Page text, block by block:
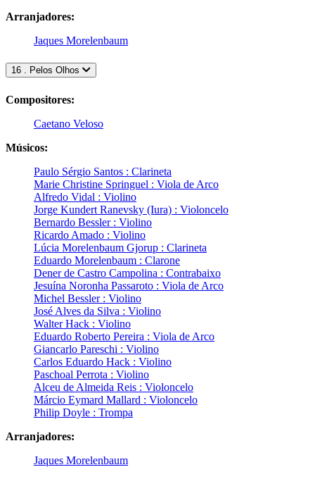
Arranjadores:
Jaques Morelenbaum
16 . Pelos Olhos
Compositores:
Caetano Veloso
Músicos:
Paulo Sérgio Santos : Clarineta
Marie Christine Springuel : Viola de Arco
Alfredo Vidal : Violino
Jorge Kundert Ranevsky (Iura) : Violoncelo
Bernardo Bessler : Violino
Ricardo Amado : Violino
Lúcia Morelenbaum Gjorup : Clarineta
Eduardo Morelenbaum : Clarone
Dener de Castro Campolina : Contrabaixo
Jesuína Noronha Passaroto : Viola de Arco
Michel Bessler : Violino
José Alves da Silva : Violino
Walter Hack : Violino
Eduardo Roberto Pereira : Viola de Arco
Giancarlo Pareschi : Violino
Carlos Eduardo Hack : Violino
Paschoal Perrota : Violino
Alceu de Almeida Reis : Violoncelo
Márcio Eymard Mallard : Violoncelo
Philip Doyle : Trompa
Arranjadores:
Jaques Morelenbaum